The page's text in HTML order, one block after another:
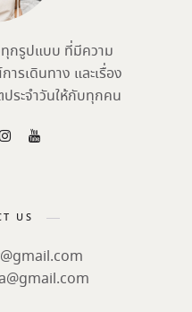
กรูปแบบ ที่มีความ
รเดินทาง และเรื่อง
ระจำวันให้กับทุกคน
US